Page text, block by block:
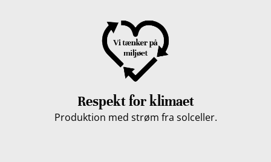
Respekt for klimaet
Produktion med strøm fra solceller.